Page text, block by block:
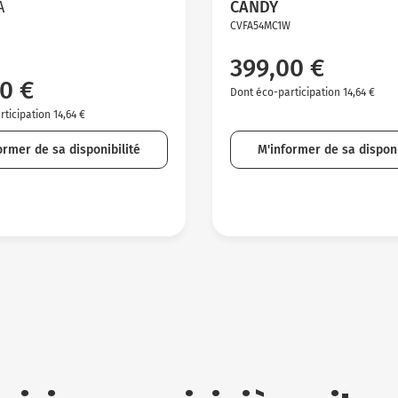
€
14,64 €
de sa disponibilité
CANDY
CVFA54MC1W
399,00 €
Dont éco-participation 14,64 €
M'informer de sa